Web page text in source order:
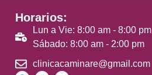
Horarios:
Lun a Vie: 8:00 am - 8:00 pm
Sábado: 8:00 am - 2:00 pm
clinicacaminare@gmail.com